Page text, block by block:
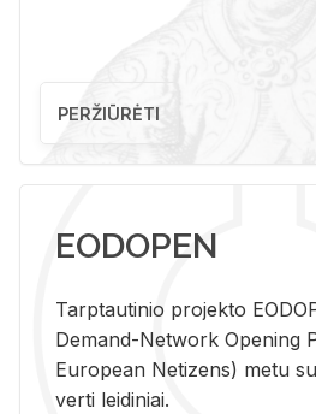
PERŽIŪRĖTI
EODOPEN
Tarp­tau­ti­nio pro­jek­to
De­mand-Ne­twork Ope­ning
Eu­ro­pe­an Ne­ti­zens) metu
ver­ti lei­di­niai.